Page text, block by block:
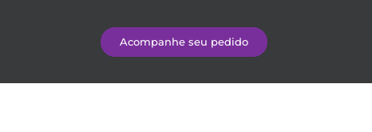
Acompanhe seu pedido